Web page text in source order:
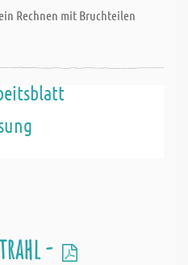
Rechnen mit Bruchteilen
-